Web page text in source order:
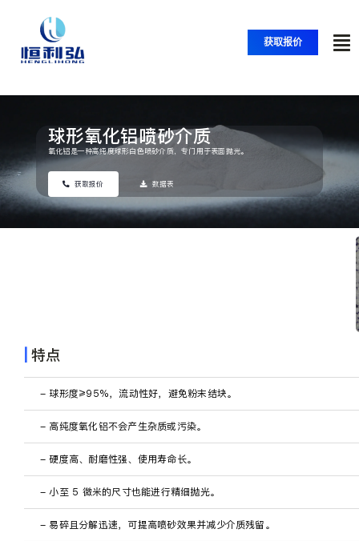
获取报价
切
航
首页
产品
应用
ZH
球形氧化铝喷砂介质
氧化铝是一种高纯度球形白色喷砂介质，专门用于表面抛光。
获取报价 数据表
|特点
- 球形度≥95%，流动性好，避免粉末结块。
- 高纯度氧化铝不会产生杂质或污染。
- 硬度高、耐磨性强、使用寿命长。
- 小至 5 微米的尺寸也能进行精细抛光。
- 易碎且分解迅速，可提高喷砂效果并减少介质残留。